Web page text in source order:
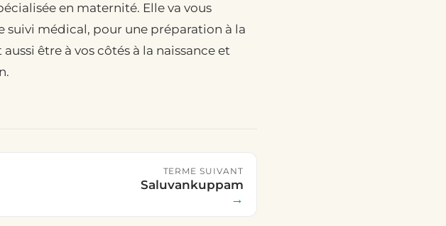
en maternité. Elle va vous
suivi médical, pour une préparation à la
être à vos côtés à la naissance et
TERME SUIVANT
Saluvankuppam
→